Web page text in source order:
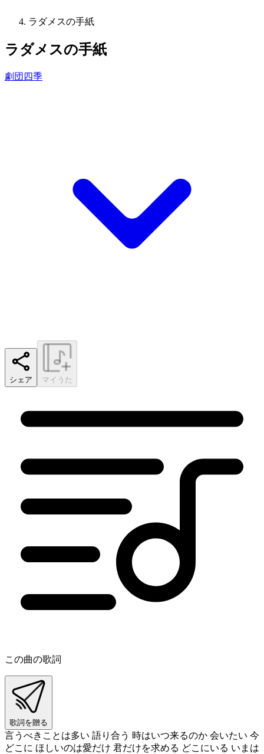
ラダメスの手紙
ラダメスの手紙
劇団四季
シェア マイうた
この曲の歌詞
歌詞を贈る
言うべきことは多い 語り合う 時はいつ来るのか 会いたい 今
どこに ほしいのは愛だけ 君だけを求める どこにいる いまは